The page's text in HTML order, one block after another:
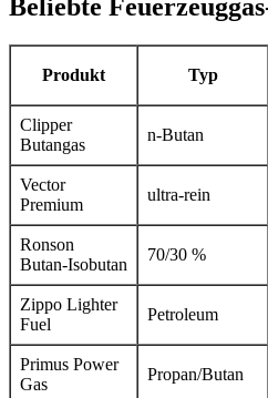
Beliebte
Produkt Typ
Clipper
Butangas
n‑Butan
Vector
Premium
ultra‑rein
Ronson
Butan‑Isobutan
70/30 %
Zippo Lighter
Fuel
Petroleum
Primus Power
Gas
Propan/Butan